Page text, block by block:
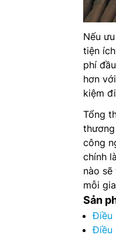
Nếu
tiện
phí
hơn
kiệm
Tổng
công
chính
nào
mỗi
Sản
Điều
Điều